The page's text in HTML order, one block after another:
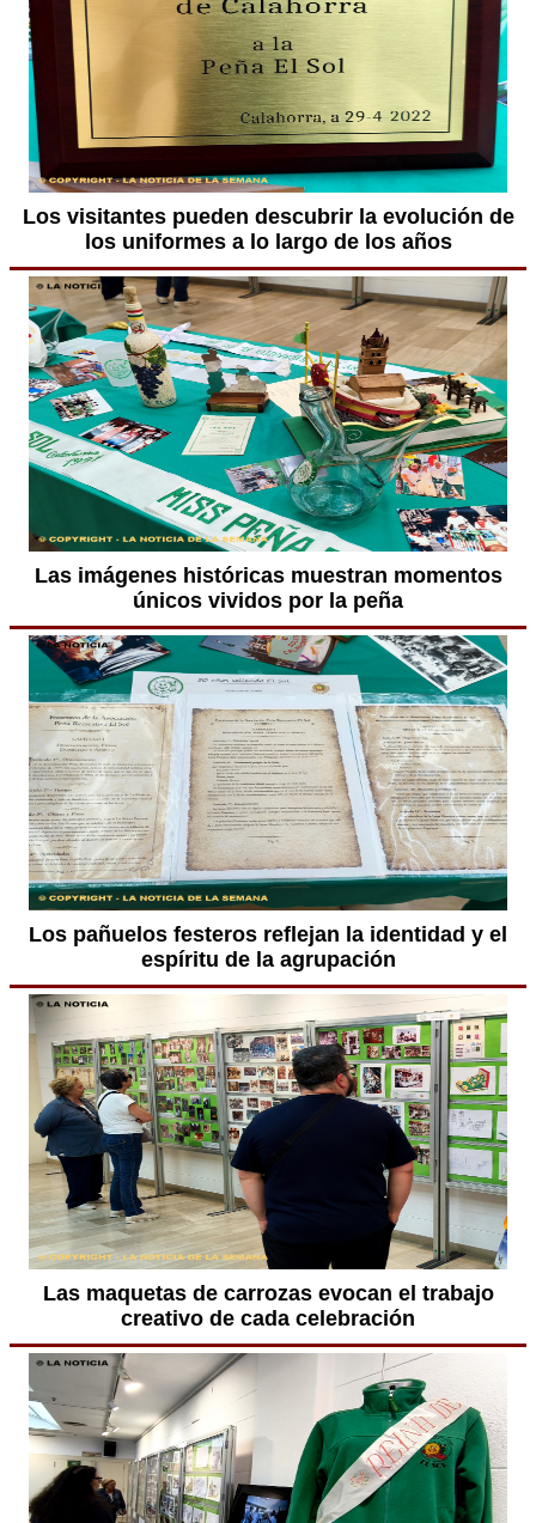
Los visitantes pueden descubrir la evolución de
los uniformes a lo largo de los años
Las imágenes históricas muestran momentos
únicos vividos por la peña
Los pañuelos festeros reflejan la identidad y el
espíritu de la agrupación
Las maquetas de carrozas evocan el trabajo
creativo de cada celebración